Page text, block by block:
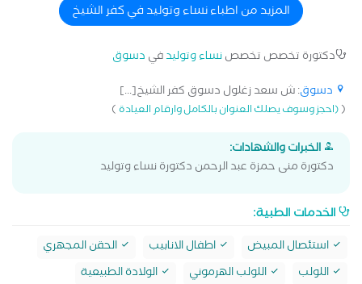
المزيد من اطباء نساء وتوليد في كفر الشيخ
دكتورة تخصص تخصصنساء وتوليدفي دسوق
دسوق: ش سعد زغلول دسوق كفر الشيخ[...]
((احجز وسوف يصلك العنوان بالكامل وارقام العيادة)
الخبرات والشهادات:
دكتورة منى حمزة عبد الرحمن دكتورة نساء وتوليد
الخدمات الطبية:
استئصال المبيض اطفال الانابيب
الحقن المجهري
اللولب
اللولب الهرموني
الولادة الطبيعية